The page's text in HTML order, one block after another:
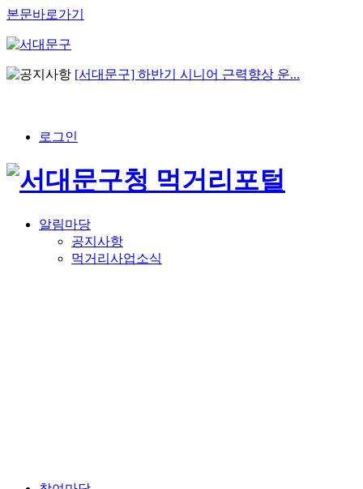
본문바로가기
[서대문구] 하반기 시니어 근력향상 운...
로그인
알림마당
공지사항
먹거리사업소식